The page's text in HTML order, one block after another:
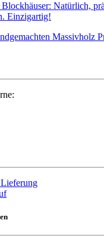
Natürlich,
Einzigartig!
Massivholz